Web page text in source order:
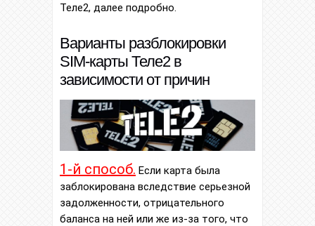
Теле2, далее подробно.
Варианты разблокировки
SIM-карты Теле2 в
зависимости от причин
1-й способ. Если карта была
заблокирована вследствие серьезной
задолженности, отрицательного
баланса на ней или же из-за того, что